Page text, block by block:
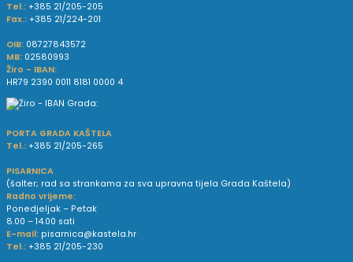
Tel.: +385 21/205-205
Fax.: +385 21/224-201
OIB: 08727843572
MB: 02580993
Žiro - IBAN:
HR79 2390 0011 8181 0000 4
PORTA GRADA KAŠTELA
Tel.: +385 21/205-265
PISARNICA
(šalter; rad sa strankama za sva upravna tijela Grada Kaštela)
Radno vrijeme:
Ponedjeljak – Petak
8.00 – 14.00 sati
E-mail: pisarnica@kastela.hr
Tel.: +385 21/205-230